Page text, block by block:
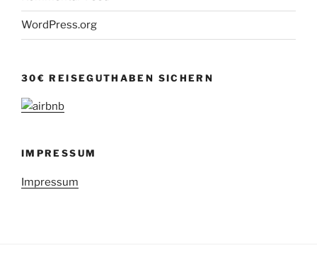
WordPress.org
30€ REISEGUTHABEN SICHERN
IMPRESSUM
Impressum